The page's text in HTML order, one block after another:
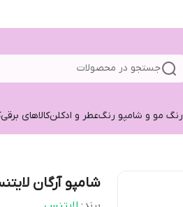
جستجو در محصولات
رنگ مو و شامپو رنگعطر و ادکلنکالاهای برقی
شامپو آرگان لایتنس اصل